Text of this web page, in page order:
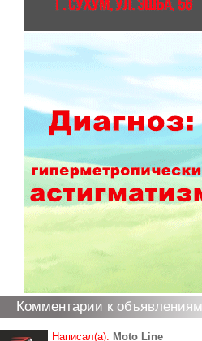
Комментарии к объявлениям
Написал(а): Moto Line